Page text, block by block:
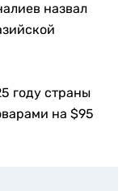
назвал
году страны
на $95